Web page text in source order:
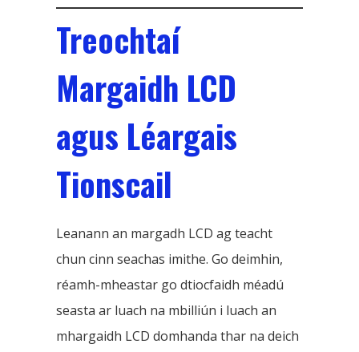
Treochtaí
Margaidh LCD
agus Léargais
Tionscail
Leanann an margadh LCD ag teacht
chun cinn seachas imithe. Go deimhin,
réamh-mheastar go dtiocfaidh méadú
seasta ar luach na mbilliún i luach an
mhargaidh LCD domhanda thar na deich